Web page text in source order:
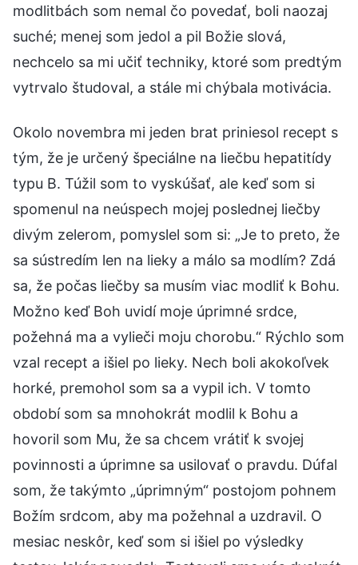
modlitbách som nemal čo povedať, boli naozaj
suché; menej som jedol a pil Božie slová,
nechcelo sa mi učiť techniky, ktoré som predtým
vytrvalo študoval, a stále mi chýbala motivácia.
Okolo novembra mi jeden brat priniesol recept s
tým, že je určený špeciálne na liečbu hepatitídy
typu B. Túžil som to vyskúšať, ale keď som si
spomenul na neúspech mojej poslednej liečby
divým zelerom, pomyslel som si: „Je to preto, že
sa sústredím len na lieky a málo sa modlím? Zdá
sa, že počas liečby sa musím viac modliť k Bohu.
Možno keď Boh uvidí moje úprimné srdce,
požehná ma a vylieči moju chorobu.“ Rýchlo som
vzal recept a išiel po lieky. Nech boli akokoľvek
horké, premohol som sa a vypil ich. V tomto
období som sa mnohokrát modlil k Bohu a
hovoril som Mu, že sa chcem vrátiť k svojej
povinnosti a úprimne sa usilovať o pravdu. Dúfal
som, že takýmto „úprimným“ postojom pohnem
Božím srdcom, aby ma požehnal a uzdravil. O
mesiac neskôr, keď som si išiel po výsledky